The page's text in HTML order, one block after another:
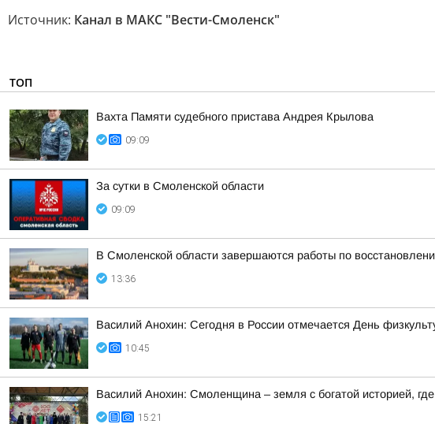
Источник: Канал в МАКС "Вести-Смоленск"
ТОП
Вахта Памяти судебного пристава Андрея Крылова
09:09
За сутки в Смоленской области
09:09
В Смоленской области завершаются работы по
13:36
Василий Анохин: Сегодня в России отмечается День
10:45
Василий Анохин: Смоленщина – земля с богатой историей,
15:21